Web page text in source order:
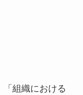
組織における